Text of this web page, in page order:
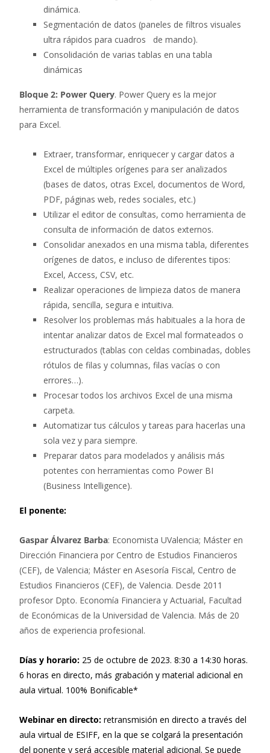
dinámica.
Segmentación de datos (paneles de filtros visuales
ultra rápidos para cuadros de mando).
Consolidación de varias tablas en una tabla
dinámicas
Bloque 2: Power Query. Power Query es la mejor
herramienta de transformación y manipulación de datos
para Excel.
Extraer, transformar, enriquecer y cargar datos a
Excel de múltiples orígenes para ser analizados
(bases de datos, otras Excel, documentos de Word,
PDF, páginas web, redes sociales, etc.)
Utilizar el editor de consultas, como herramienta de
consulta de información de datos externos.
Consolidar anexados en una misma tabla, diferentes
orígenes de datos, e incluso de diferentes tipos:
Excel, Access, CSV, etc.
Realizar operaciones de limpieza datos de manera
rápida, sencilla, segura e intuitiva.
Resolver los problemas más habituales a la hora de
intentar analizar datos de Excel mal formateados o
estructurados (tablas con celdas combinadas, dobles
rótulos de filas y columnas, filas vacías o con
errores…).
Procesar todos los archivos Excel de una misma
carpeta.
Automatizar tus cálculos y tareas para hacerlas una
sola vez y para siempre.
Preparar datos para modelados y análisis más
potentes con herramientas como Power BI
(Business Intelligence).
El ponente:
Gaspar Álvarez Barba: Economista UValencia; Máster en
Dirección Financiera por Centro de Estudios Financieros
(CEF), de Valencia; Máster en Asesoría Fiscal, Centro de
Estudios Financieros (CEF), de Valencia. Desde 2011
profesor Dpto. Economía Financiera y Actuarial, Facultad
de Económicas de la Universidad de Valencia. Más de 20
años de experiencia profesional.
Días y horario: 25 de octubre de 2023. 8:30 a 14:30 horas.
6 horas en directo, más grabación y material adicional en
aula virtual. 100% Bonificable*
Webinar en directo: retransmisión en directo a través del
aula virtual de ESIFF, en la que se colgará la presentación
del ponente y será accesible material adicional. Se puede